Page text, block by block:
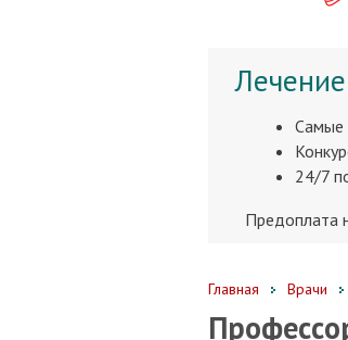
Самые
24/7
Предоплата
Главная Врачи